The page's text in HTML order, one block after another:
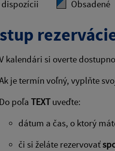
dispozícii
Obsadené
kalendári si overte
je termín voľný, vyplňte
Do poľa TEXTuveďte:
dátum a čas, o ktorý
či si želáte rezervovať